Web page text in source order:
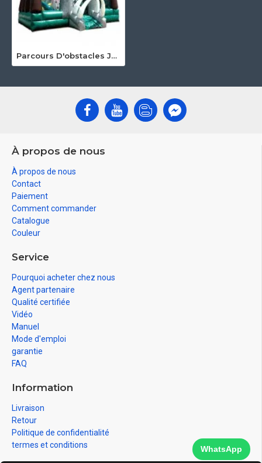
Parcours D'obstacles Jurassic Adventure
À propos de nous
À propos de nous
Contact
Paiement
Comment commander
Catalogue
Couleur
Service
Pourquoi acheter chez nous
Agent partenaire
Qualité certifiée
Vidéo
Manuel
Mode d'emploi
garantie
FAQ
Information
Livraison
Retour
Politique de confidentialité
termes et conditions
WhatsApp